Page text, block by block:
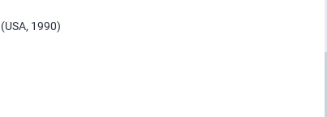
(USA, 1990)